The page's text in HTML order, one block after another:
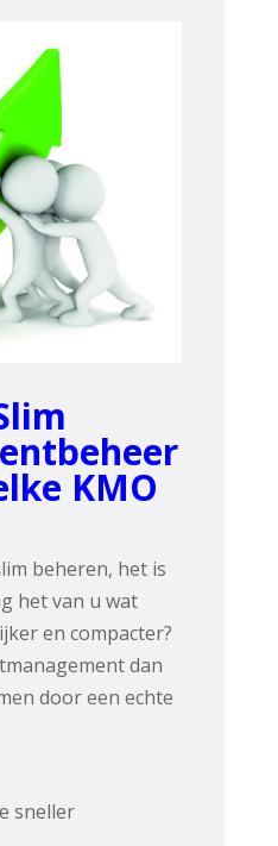
KMO
beheren, het is
het van u wat
en compacter?
dan
door een echte
sneller